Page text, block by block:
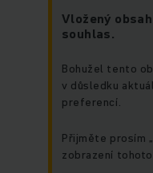
Vložený
souhlas.
Bohužel tento
v důsledku
preferencí.
Přijměte prosím
zobrazení